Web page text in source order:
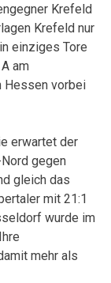
Krefeld
Krefeld nur
einziges Tore
am
Hessen vorbei
erwartet der
gegen
gleich das
mit 21:1
wurde im
mehr als